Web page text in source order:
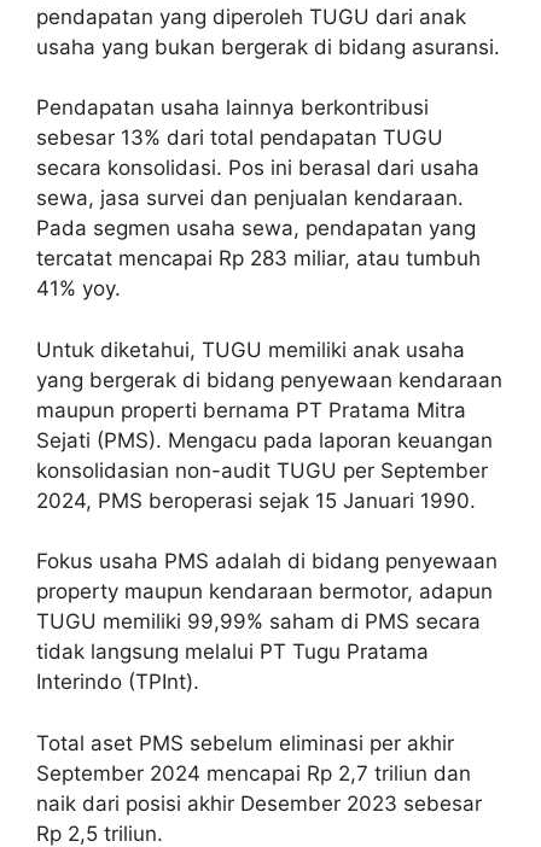
pendapatan yang diperoleh TUGU dari anak
usaha yang bukan bergerak di bidang asuransi.
Pendapatan usaha lainnya berkontribusi
sebesar 13% dari total pendapatan TUGU
secara konsolidasi. Pos ini berasal dari usaha
sewa, jasa survei dan penjualan kendaraan.
Pada segmen usaha sewa, pendapatan yang
tercatat mencapai Rp 283 miliar, atau tumbuh
41% yoy.
Untuk diketahui, TUGU memiliki anak usaha
yang bergerak di bidang penyewaan kendaraan
maupun properti bernama PT Pratama Mitra
Sejati (PMS). Mengacu pada laporan keuangan
konsolidasian non-audit TUGU per September
2024, PMS beroperasi sejak 15 Januari 1990.
Fokus usaha PMS adalah di bidang penyewaan
property maupun kendaraan bermotor, adapun
TUGU memiliki 99,99% saham di PMS secara
tidak langsung melalui PT Tugu Pratama
Interindo (TPInt).
Total aset PMS sebelum eliminasi per akhir
September 2024 mencapai Rp 2,7 triliun dan
naik dari posisi akhir Desember 2023 sebesar
Rp 2,5 triliun.